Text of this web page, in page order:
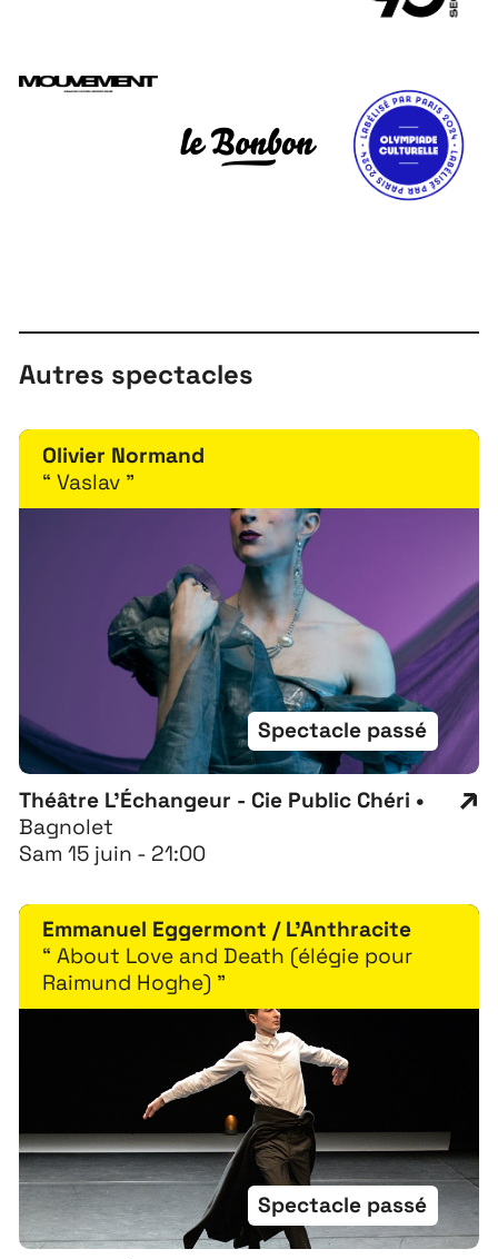
Autres spectacles
Théâtre L'Échangeur - Cie Public Chéri •
Bagnolet
Sam 15 juin - 21:00
Spectacle passé
Olivier Normand
“ Vaslav ”
Spectacle passé
Emmanuel Eggermont / L'Anthracite
“ About Love and Death (élégie pour
Raimund Hoghe) ”